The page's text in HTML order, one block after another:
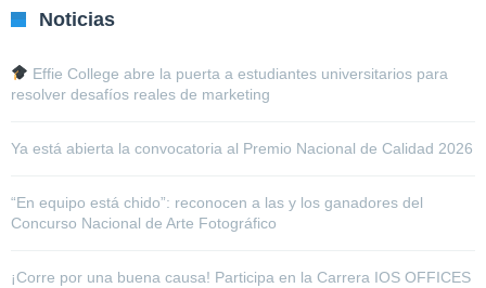
Noticias
Effie College abre la puerta a estudiantes universitarios para
resolver desafíos reales de marketing
Ya está abierta la convocatoria al Premio Nacional de Calidad 2026
“En equipo está chido”: reconocen a las y los ganadores del
Concurso Nacional de Arte Fotográfico
¡Corre por una buena causa! Participa en la Carrera IOS OFFICES